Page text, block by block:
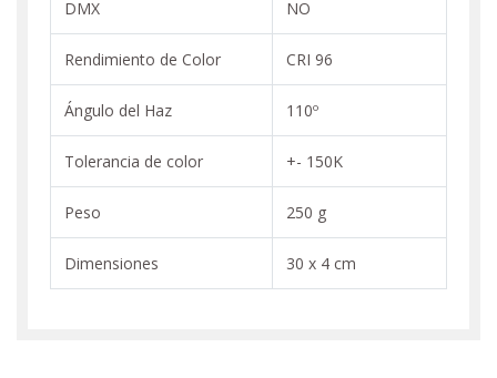
DMX NO
Rendimiento de Color CRI 96
Ángulo del Haz 110º
Tolerancia de color +- 150K
Peso 250 g
Dimensiones 30 x 4 cm